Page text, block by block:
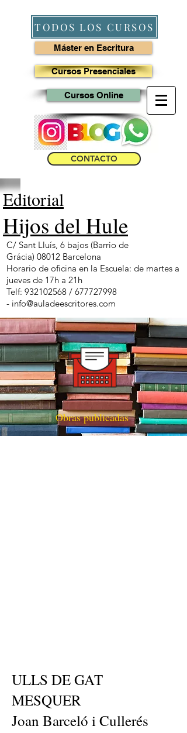
TODOS LOS CURSOS
Máster en Escritura
Cursos Presenciales
Cursos Online
CONTACTO
Editorial
Hijos del Hule
C/ Sant Lluís, 6 bajos (Barrio de
Grácia) 08012 Barcelona
Horario de oficina en la Escuela: de martes a
jueves de 17h a 21h
Telf: 932102568 / 677727998
- info@auladeescritores.com
Obras publicadas
ULLS DE GAT
MESQUER
Joan Barceló i Cullerés